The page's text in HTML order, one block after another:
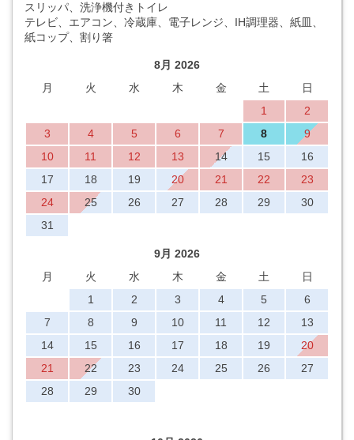
スリッパ、洗浄機付きトイレ
テレビ、エアコン、冷蔵庫、電子レンジ、IH調理器、紙皿、
紙コップ、割り箸
8月 2026
月
火 水 木 金 土
日
1
2
3
4 5 6 7 8
9
10
11 12 13 14 15
16
17
18 19 20 21 22
23
24
25 26 27 28 29
30
31
9月 2026
月
火 水 木 金 土
日
1
2 3 4 5
6
7
8 9 10 11 12
13
14
15 16 17 18 19
20
21
22 23 24 25 26
27
28
29 30